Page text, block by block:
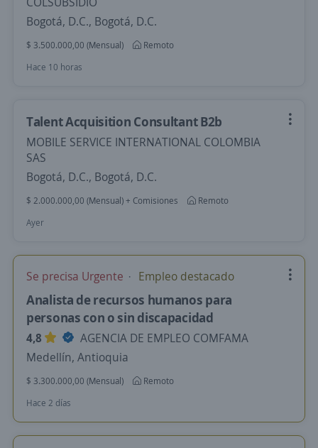
Bogotá, D.C., Bogotá, D.C.
$ 3.500.000,00 (Mensual)
Remoto
Hace 10 horas
Talent Acquisition Consultant B2b
MOBILE SERVICE INTERNATIONAL COLOMBIA
SAS
Bogotá, D.C., Bogotá, D.C.
$ 2.000.000,00 (Mensual) + Comisiones
Remoto
Ayer
Se precisa Urgente Empleo destacado
Analista de recursos humanos para
personas con o sin discapacidad
4,8
AGENCIA DE EMPLEO COMFAMA
Medellín, Antioquia
$ 3.300.000,00 (Mensual)
Remoto
Hace 2 días